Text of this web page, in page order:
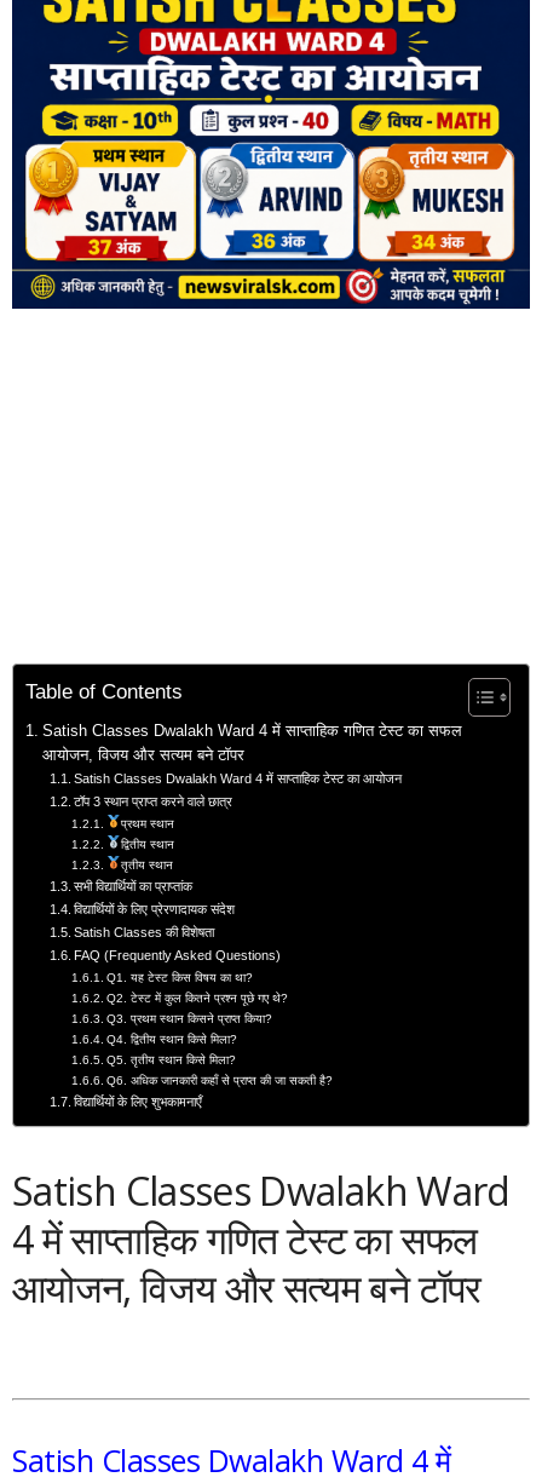
Table of Contents
Satish Classes Dwalakh Ward 4 में साप्ताहिक गणित टेस्ट का सफल
आयोजन, विजय और सत्यम बने टॉपर
Satish Classes Dwalakh Ward 4 में साप्ताहिक टेस्ट का आयोजन
टॉप 3 स्थान प्राप्त करने वाले छात्र
प्रथम स्थान
द्वितीय स्थान
तृतीय स्थान
सभी विद्यार्थियों का प्राप्तांक
विद्यार्थियों के लिए प्रेरणादायक संदेश
Satish Classes की विशेषता
FAQ (Frequently Asked Questions)
Q1. यह टेस्ट किस विषय का था?
Q2. टेस्ट में कुल कितने प्रश्न पूछे गए थे?
Q3. प्रथम स्थान किसने प्राप्त किया?
Q4. द्वितीय स्थान किसे मिला?
Q5. तृतीय स्थान किसे मिला?
Q6. अधिक जानकारी कहाँ से प्राप्त की जा सकती है?
विद्यार्थियों के लिए शुभकामनाएँ
Satish Classes Dwalakh Ward
4 में साप्ताहिक गणित टेस्ट का सफल
आयोजन, विजय और सत्यम बने टॉपर
Satish Classes Dwalakh Ward 4 में